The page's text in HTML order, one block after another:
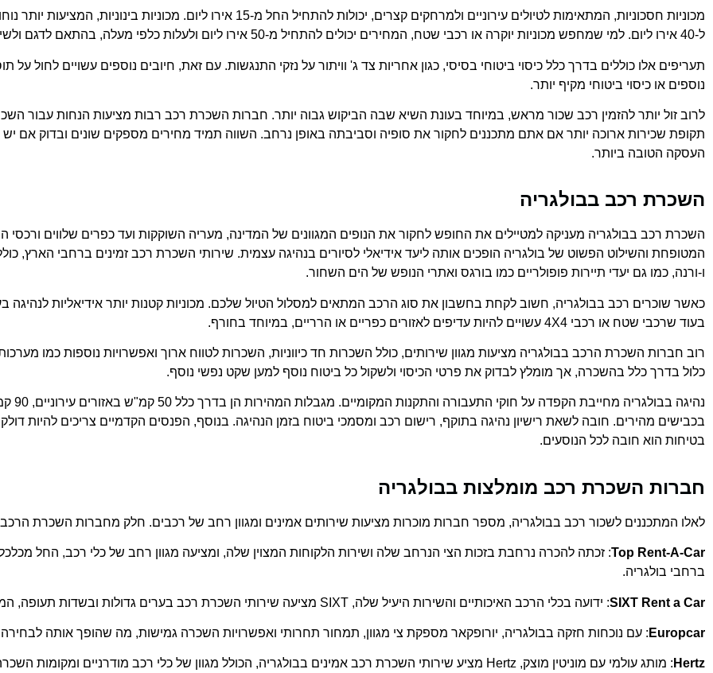
ל-40 אירו ליום. למי שמחפש מכוניות יוקרה או רכבי שטח, המחירים יכולים להתחיל מ-50 אירו ליום ולעלות כלפי מעלה, בהתאם לדגם ולשירותים.
נוספים או כיסוי ביטוחי מקיף יותר.
לרוב זול יותר להזמין רכב שכור מראש, במיוחד בעונת השיא שבה הביקוש גבוה יותר. חברות השכרת רכב רבות מציעות הנחות עבור
תקופת שכירות ארוכה יותר אם אתם מתכננים לחקור את סופיה וסביבתה באופן נרחב. השווה תמיד מחירים מספקים שונים ובדוק אם
העסקה הטובה ביותר.
השכרת רכב בבולגריה
השכרת רכב בבולגריה מעניקה למטיילים את החופש לחקור את הנופים המגוונים של המדינה, מעריה השוקקות ועד כפרים שלווים ורכסי
המטופחת והשילוט הפשוט של בולגריה הופכים אותה ליעד אידיאלי לסיורים בנהיגה עצמית. שירותי השכרת רכב זמינים ברחבי הארץ,
ו-ורנה, כמו גם יעדי תיירות פופולריים כמו בורגס ואתרי הנופש של הים השחור.
כאשר שוכרים רכב בבולגריה, חשוב לקחת בחשבון את סוג הרכב המתאים למסלול הטיול שלכם. מכוניות קטנות יותר אידיאליות לנהיגה
בעוד שרכבי שטח או רכבי 4X4 עשויים להיות עדיפים לאזורים כפריים או הרריים, במיוחד בחורף.
כלול בדרך כלל בהשכרה, אך מומלץ לבדוק את פרטי הכיסוי ולשקול כל ביטוח נוסף למען שקט נפשי נוסף.
בכבישים מהירים. חובה לשאת רישיון נהיגה בתוקף, רישום רכב ומסמכי ביטוח בזמן הנהיגה. בנוסף, הפנסים הקדמיים צריכים להיות
בטיחות הוא חובה לכל הנוסעים.
חברות השכרת רכב מומלצות בבולגריה
לאלו המתכננים לשכור רכב בבולגריה, מספר חברות מוכרות מציעות שירותים אמינים ומגוון רחב של רכבים. חלק מחברות השכרת הרכב
Top Rent-A-Car: זכתה להכרה נרחבת בזכות הצי הנרחב שלה ושירות הלקוחות המצוין שלה, ומציעה מגוון רחב של כלי רכב, החל
ברחבי בולגריה.
SIXT Rent a Car: ידועה בכלי הרכב האיכותיים והשירות היעיל שלה, SIXT מציעה שירותי השכרת רכב בערים גדולות ובשדות תעופה, המספקים מגוון תקציבים והעדפות.
Europcar : עם נוכחות חזקה בבולגריה, יורופקאר מספקת צי מגוון, תמחור תחרותי ואפשרויות השכרה גמישות, מה שהופך אותה לבחירה
Hertz : מותג עולמי עם מוניטין מוצק, Hertz מציע שירותי השכרת רכב אמינים בבולגריה, הכולל מגוון של כלי רכב מודרניים ומקומות השכרה נוחים.